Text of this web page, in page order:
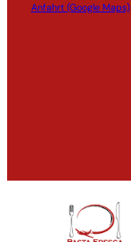
Anfahrt (Google Maps)